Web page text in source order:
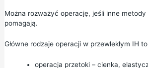
Można rozważyć operację, jeśli inne metody
pomagają.
Główne rodzaje operacji w przewlekłym IH
operacja przetoki – cienka,